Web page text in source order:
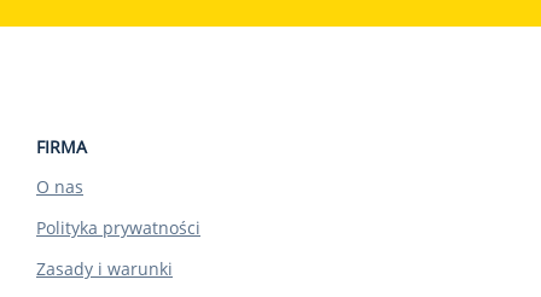
FIRMA
O nas
Polityka prywatności
Zasady i warunki